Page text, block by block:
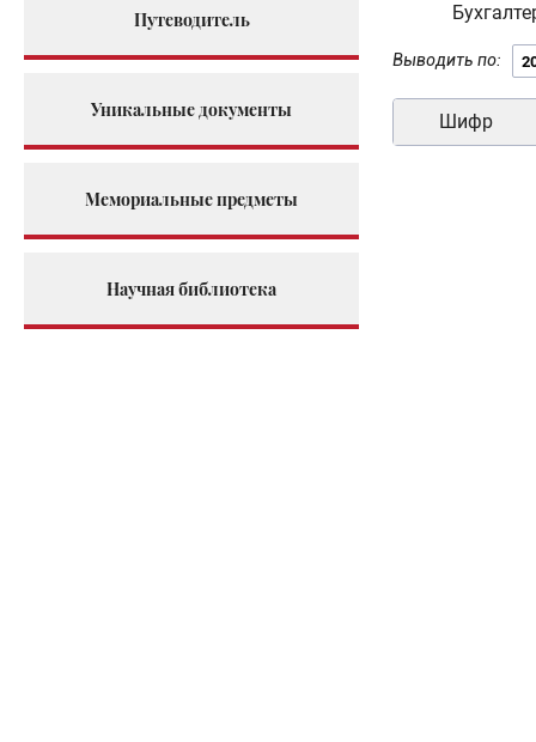
Путеводитель
Уникальные документы
Мемориальные предметы
Научная библиотека
Выводить по:
Шифр